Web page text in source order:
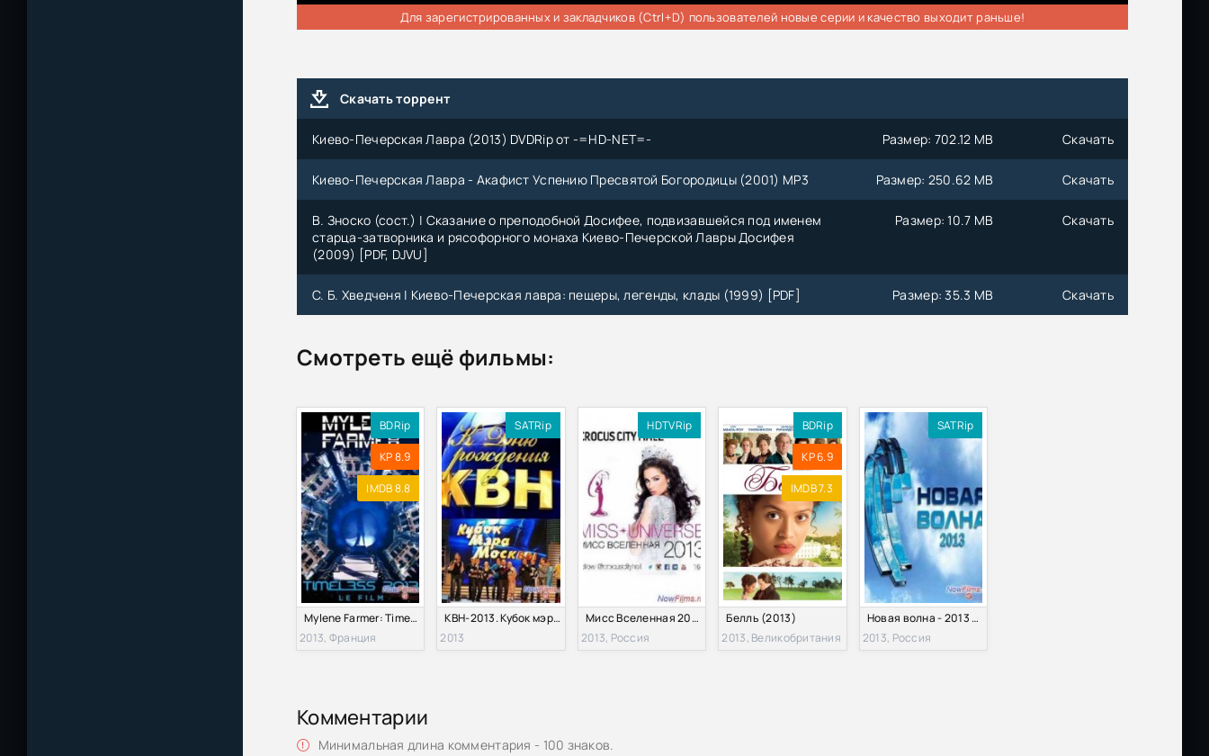
Для зарегистрированных и закладчиков (Ctrl+D) пользователей новые серии и качество выходит раньше!
Скачать торрент
Киево-Печерская Лавра (2013) DVDRip от -=HD-NET=- Размер: 702.12 MB Скачать
Киево-Печерская Лавра - Акафист Успению Пресвятой Богородицы (2001) MP3 Размер: 250.62 MB Скачать
В. Зноско (сост.) | Сказание о преподобной Досифее, подвизавшейся под именем
старца-затворника и рясофорного монаха Киево-Печерской Лавры Досифея
(2009) [PDF, DJVU]
Размер: 10.7 MB Скачать
С. Б. Хведченя | Киево-Печерская лавра: пещеры, легенды, клады (1999) [PDF] Размер: 35.3 MB Скачать
Смотреть ещё фильмы:
BDRip
KP 8.9
IMDB 8.8
Mylene Farmer: Timeless 2013 - Le Film (2013)
2013, Франция
SATRip
КВН-2013. Кубок мэра Москвы (2013)
2013
HDTVRip
Мисс Вселенная 2013 (2013)
2013, Россия
BDRip
KP 6.9
IMDB 7.3
Белль (2013)
2013, Великобритания
SATRip
Новая волна - 2013 (2013)
2013, Россия
Комментарии
Минимальная длина комментария - 100 знаков.